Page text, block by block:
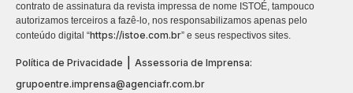
contrato de assinatura da revista impressa de nome ISTOÉ, tampouco
autorizamos terceiros a fazê-lo, nos responsabilizamos apenas pelo
conteúdo digital “https://istoe.com.br” e seus respectivos sites.
Política de Privacidade
Assessoria de Imprensa:
grupoentre.imprensa@agenciafr.com.br